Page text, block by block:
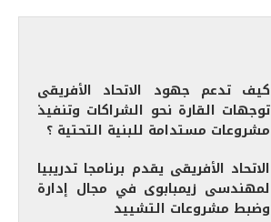
كيف تدعم جهود الاتحاد الأفريقى
توجهات القارة نحو الشراكات وتنفيذ
مشروعات مستدامة للبنية التحتية ؟
الاتحاد الأفريقى يقدم برنامجا تدريبيا
لمهندسى زيمبابوى في مجال إدارة
وضبط مشروعات التشييد